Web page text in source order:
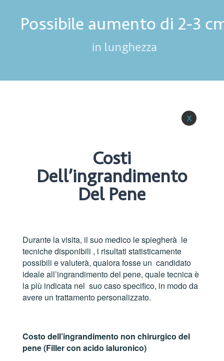
Possibile aumento di 2-3 cm
in lunghezza
Costi
Dell’ingrandimento
Del Pene
Durante la visita, il suo medico le spiegherà le
tecniche disponibili , i risultati statisticamente
possibili e valuterà, qualora fosse un candidato
ideale all’ingrandimento del pene, quale tecnica è
la più indicata nel suo caso specifico, in modo da
avere un trattamento personalizzato.
Costo dell’ingrandimento non chirurgico del
pene (Filler con acido ialuronico)
x